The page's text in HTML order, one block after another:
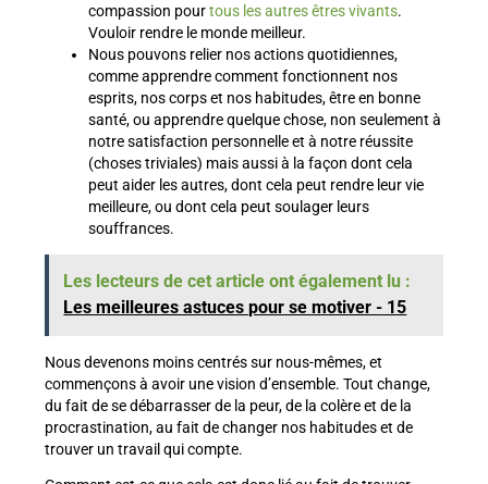
compassion pourtous les autres êtres vivants.
Vouloir rendre le monde meilleur.
Nous pouvons relier nos actions quotidiennes,
comme apprendre comment fonctionnent nos
esprits, nos corps et nos habitudes, être en bonne
santé, ou apprendre quelque chose, non seulement à
notre satisfaction personnelle et à notre réussite
(choses triviales) mais aussi à la façon dont cela
peut aider les autres, dont cela peut rendre leur vie
meilleure, ou dont cela peut soulager leurs
souffrances.
Les lecteurs de cet article ont également lu :
Les meilleures astuces pour se motiver - 15
Nous devenons moins centrés sur nous-mêmes, et
commençons à avoir une vision d’ensemble. Tout change,
du fait de se débarrasser de la peur, de la colère et de la
procrastination, au fait de changer nos habitudes et de
trouver un travail qui compte.